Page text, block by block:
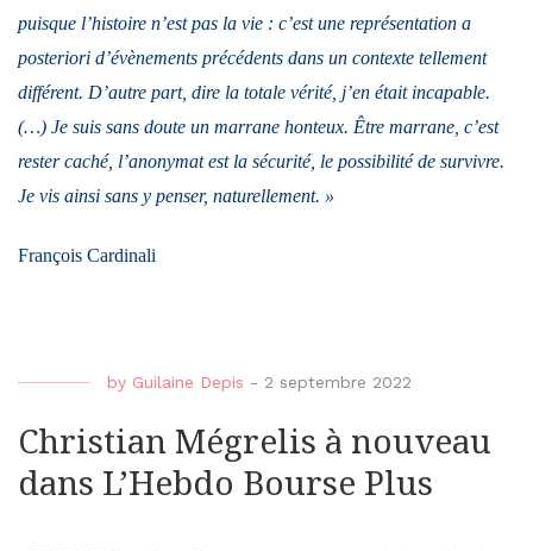
puisque l’histoire n’est pas la vie : c’est une représentation a
posteriori d’évènements précédents dans un contexte tellement
différent. D’autre part, dire la totale vérité, j’en était incapable.
(…) Je suis sans doute un marrane honteux. Être marrane, c’est
rester caché, l’anonymat est la sécurité, le possibilité de survivre.
Je vis ainsi sans y penser, naturellement. »
François Cardinali
by Guilaine Depis - 2 septembre 2022
Christian Mégrelis à nouveau
dans L’Hebdo Bourse Plus